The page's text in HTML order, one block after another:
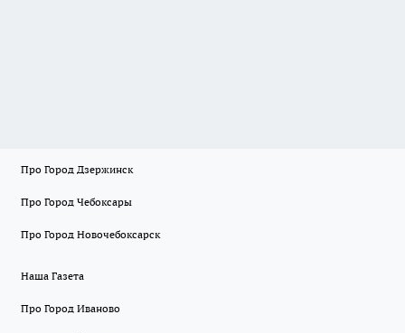
Про Город Дзержинск
Про Город Чебоксары
Про Город Новочебоксарск
Наша Газета
Про Город Иваново